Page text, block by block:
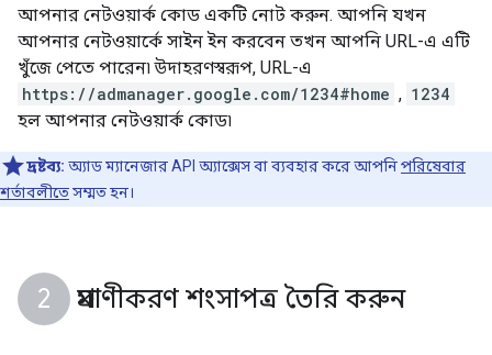
আপনার নেটওয়ার্ক কোড একটি নোট করুন. আপনি যখন
আপনার নেটওয়ার্কে সাইন ইন করবেন তখন আপনি URL-এ এটি
খুঁজে পেতে পারেন৷ উদাহরণস্বরূপ, URL-এ
https://admanager.google.com/1234#home , 1234
হল আপনার নেটওয়ার্ক কোড৷
দ্রষ্টব্য: অ্যাড ম্যানেজার API অ্যাক্সেস বা ব্যবহার করে আপনিপরিষেবার
শর্তাবলীতেসম্মত হন।
প্রমাণীকরণ শংসাপত্র তৈরি করুন